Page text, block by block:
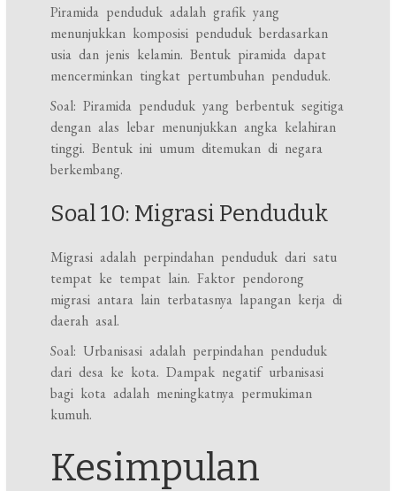
Piramida penduduk adalah grafik yang
menunjukkan komposisi penduduk berdasarkan
usia dan jenis kelamin. Bentuk piramida dapat
mencerminkan tingkat pertumbuhan penduduk.
Soal: Piramida penduduk yang berbentuk segitiga
dengan alas lebar menunjukkan angka kelahiran
tinggi. Bentuk ini umum ditemukan di negara
berkembang.
Soal 10: Migrasi Penduduk
Migrasi adalah perpindahan penduduk dari satu
tempat ke tempat lain. Faktor pendorong
migrasi antara lain terbatasnya lapangan kerja di
daerah asal.
Soal: Urbanisasi adalah perpindahan penduduk
dari desa ke kota. Dampak negatif urbanisasi
bagi kota adalah meningkatnya permukiman
kumuh.
Kesimpulan